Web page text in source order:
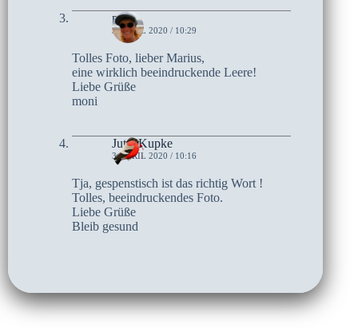
moni
3. APRIL 2020 / 10:29
Tolles Foto, lieber Marius,
eine wirklich beeindruckende Leere!
Liebe Grüße
moni
Jutta Kupke
3. APRIL 2020 / 10:16
Tja, gespenstisch ist das richtig Wort !
Tolles, beeindruckendes Foto.
Liebe Grüße
Bleib gesund